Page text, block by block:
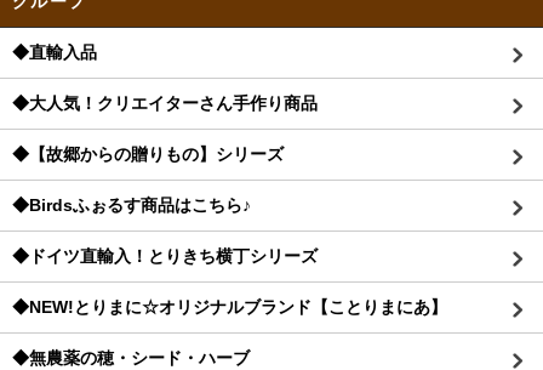
◆直輸入品
◆大人気！クリエイターさん手作り商品
◆【故郷からの贈りもの】シリーズ
◆Birdsふぉるす商品はこちら♪
◆ドイツ直輸入！とりきち横丁シリーズ
◆NEW!とりまに☆オリジナルブランド【ことりまにあ】
◆無農薬の穂・シード・ハーブ